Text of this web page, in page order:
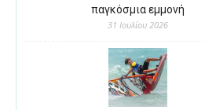
παγκόσμια εμμονή
31 Ιουλίου 2026